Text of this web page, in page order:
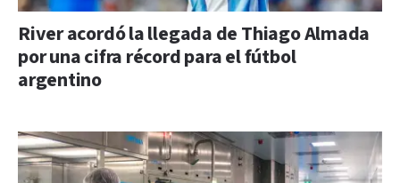
River acordó la llegada de Thiago Almada
por una cifra récord para el fútbol
argentino